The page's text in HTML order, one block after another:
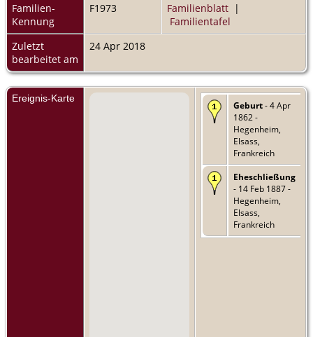
Familien-
Kennung
F1973 Familienblatt |
Familientafel
Zuletzt
bearbeitet am
24 Apr 2018
Ereignis-Karte
Geburt- 4 Apr
1862 -
Hegenheim,
Elsass,
Frankreich
Eheschließung
- 14 Feb 1887 -
Hegenheim,
Elsass,
Frankreich